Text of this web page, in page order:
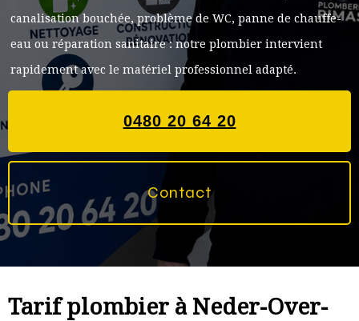
canalisation bouchée, problème de WC, panne de chauffe-
eau ou réparation sanitaire : notre plombier intervient
rapidement avec le matériel professionnel adapté.
0480 20 64 20
Contact
Tarif plombier à Neder-Over-